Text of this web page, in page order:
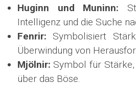
Huginn und Muninn:
Intelligenz und die Suche
Fenrir: Symbolisiert
Überwindung von
Mjölnir: Symbol für
über das Böse.